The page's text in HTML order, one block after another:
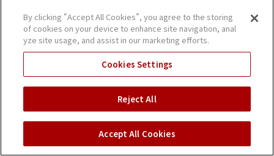
お問い合わせ（無料）
商品詳細へ
By clicking “Accept All Cookies”, you agree to the storing
of cookies on your device to enhance site navigation, anal
yze site usage, and assist in our marketing efforts.
Cookies Settings
Reject All
Accept All Cookies